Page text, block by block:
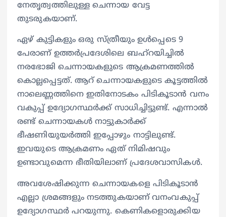
നേതൃത്വത്തിലുള്ള ചെന്നായ വേട്ട
തുടരുകയാണ്.
ഏഴ് കുട്ടികളും ഒരു സ്ത്രീയും ഉൾപ്പെടെ 9
പേരാണ് ഉത്തർപ്രദേശിലെ ബഹ്റയിച്ചിൽ
നരഭോജി ചെന്നായകളുടെ ആക്രമണത്തിൽ
കൊല്ലപ്പെട്ടത്. ആറ് ചെന്നായകളുടെ കൂട്ടത്തിൽ
നാലെണ്ണത്തിനെ ഇതിനോടകം പിടികൂടാൻ വനം
വകുപ്പ് ഉദ്യോഗസ്ഥർക്ക് സാധിച്ചിട്ടുണ്ട്. എന്നാൽ
രണ്ട് ചെന്നായകൾ നാട്ടുകാർക്ക്
ഭീഷണിയുയർത്തി ഇപ്പോഴും നാട്ടിലുണ്ട്.
ഇവയുടെ ആക്രമണം ഏത് നിമിഷവും
ഉണ്ടാവുമെന്ന ഭീതിയിലാണ് പ്രദേശവാസികൾ.
അവശേഷിക്കുന്ന ചെന്നായകളെ പിടികൂടാൻ
എല്ലാ ശ്രമങ്ങളും നടത്തുകയാണ് വനംവകുപ്പ്
ഉദ്യോഗസ്ഥർ പറയുന്നു. കെണികളൊരുക്കിയ